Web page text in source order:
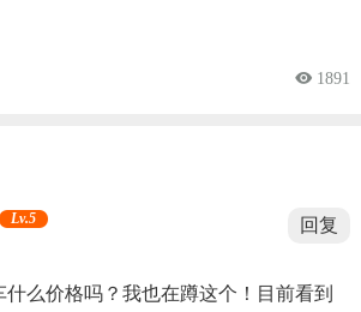
 1891
Lv.5 回复
么价格吗？我也在蹲这个！目前看到